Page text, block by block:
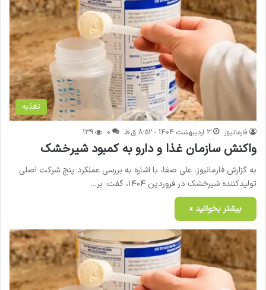
تغذیه
فارمانیوز 3 اردیبهشت 1404 - 8:52 ق.ظ 0
139
واکنش سازمان غذا و دارو به کمبود شیرخشک
به گزارش فارمانیوز، علی صفا، با اشاره به بررسی عملکرد پنج شرکت اصلی
تولیدکننده شیرخشک در فروردین ۱۴۰۴، گفت: بر…
بیشتر بخوانید »